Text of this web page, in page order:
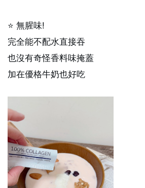
⭐ 無腥味!
完全能不配水直接吞
也沒有奇怪香料味掩蓋
加在優格牛奶也好吃